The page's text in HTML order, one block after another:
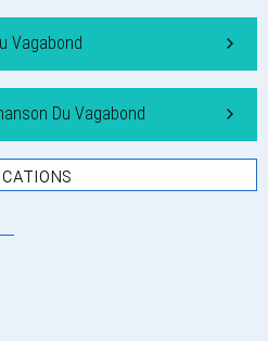
Vagabond
Du Vagabond